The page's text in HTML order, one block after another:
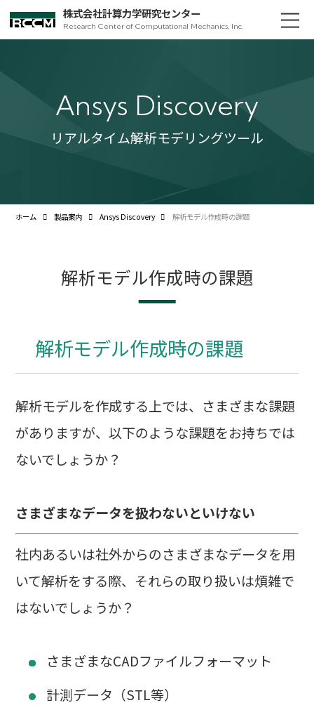
株式会社計算力学研究センター
Research Center of Computational Mechanics, Inc.
Ansys Discovery
リアルタイム解析モデリングツール
ホーム 製品案内 Ansys Discovery 解析モデル作成時の課題
解析モデル作成時の課題
解析モデル作成時の課題
解析モデルを作成する上では、さまざまな課題
がありますが、以下のような課題をお持ちでは
ないでしょうか？
さまざまなデータを扱わないといけない
社内あるいは社外からのさまざまなデータを用
いて解析をする際、それらの取り扱いは煩雑で
はないでしょうか？
さまざまなCADファイルフォーマット
計測データ（STL等）